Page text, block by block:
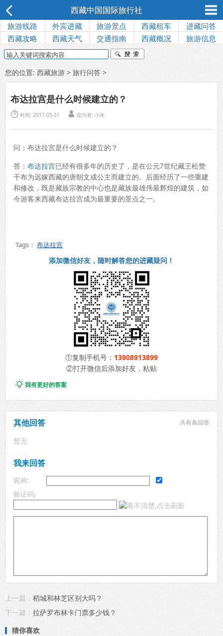
西藏中国国际旅行社
旅游线路 外宾进藏 旅游景点 西藏租车
进藏问答
西藏攻略
西藏天气 交通指南 西藏概况 旅游信息
您的位置: 西藏旅游 > 旅行问答 >
布达拉宫是什么时候建立的？
 时间: 2017-05-31  提问者: 小张
问：布达拉宫是什么时候建立的？
答： 布达拉宫已经有很多年的历史了，是在公元7世纪藏王松赞
干布为远嫁西藏的唐朝文成公主而建立的。后面经历了一些重建
和修改，既是藏族宗教的中心也是藏族最雄伟最辉煌的建筑，如
今游客来西藏布达拉宫成为最重要的景点之一。
Tags： 布达拉宫
添加微信好友，随时解答您的进藏疑问！
①复制手机号： 13908913899
②打开微信后添加好友，粘贴
我有更好的答案
其他回答 共有条回答
暂无
我来回答
昵称:
验证码:
上一篇： 稻城和林芝区别大吗？
下一篇： 拉萨罗布林卡门票多少钱？
猜你喜欢